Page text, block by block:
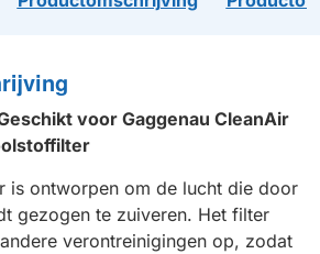
voor Gaggenau CleanAir
is ontworpen om de lucht die door
gezogen te zuiveren. Het filter
verontreinigingen op, zodat